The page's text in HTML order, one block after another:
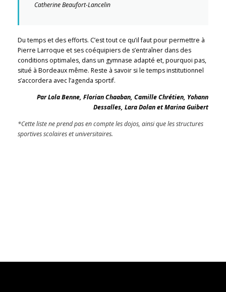
Catherine Beaufort-Lancelin
Du temps et des efforts. C’est tout ce qu’il faut pour permettre à
Pierre Larroque et ses coéquipiers de s’entraîner dans des
conditions optimales, dans un gymnase adapté et, pourquoi pas,
situé à Bordeaux même. Reste à savoir si le temps institutionnel
s’accordera avec l’agenda sportif.
Par Lola Benne, Florian Chaaban, Camille Chrétien, Yohann
Dessalles, Lara Dolan et Marina Guibert
*Cette liste ne prend pas en compte les dojos, ainsi que les structures
sportives scolaires et universitaires.